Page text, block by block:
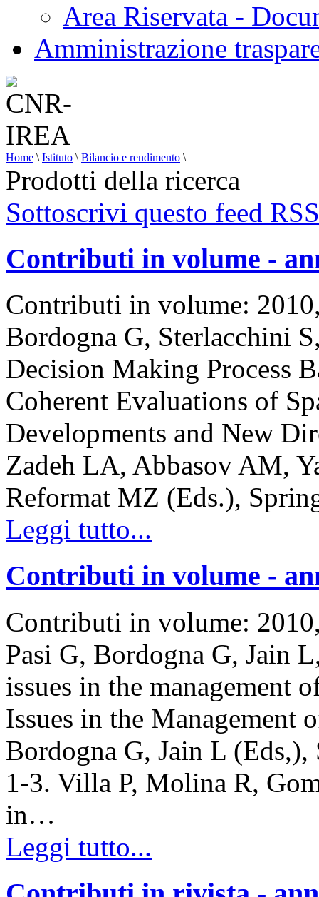
Area Riservata -
Amministrazione
Home \ Istituto \ Bilancio e rendimento \
Prodotti della ricerca
Sottoscrivi questo feed RSS
Contributi in volume -
Contributi in volume:
Bordogna G, Sterlacchini
Decision Making Process
Coherent Evaluations of
Developments and New
Zadeh LA, Abbasov AM,
Reformat MZ (Eds.),
Leggi tutto...
Contributi in volume -
Contributi in volume:
Pasi G, Bordogna G, Jain
issues in the management
Issues in the Management
Bordogna G, Jain L
1-3. Villa P, Molina R,
in…
Leggi tutto...